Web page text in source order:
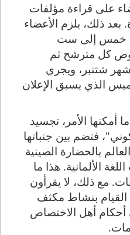
على قراءة مؤلفات
بعد ذلك، يلزم الأعضاء
خمس إلى ست
كل مترشح ثم
شتنبر، ويجري
الذي يسبق الإعلان
أمكنها الأمر، تجسيد
فتضم بين جنباتها
بالحضارة الصينية
الألمانية. هذا ما
مع ذلك، لا يقرأون
بنشاط مكثف
أحكام أهل الاختصاص